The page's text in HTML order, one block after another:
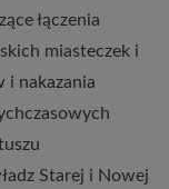
łączenia
miasteczek i
i nakazania
Starej i Nowej